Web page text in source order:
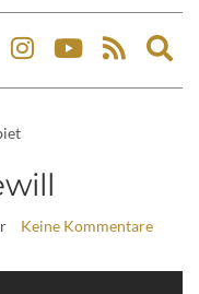
Keine Kommentare